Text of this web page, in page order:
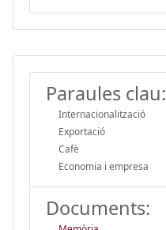
Paraules clau:
Internacionalització
Exportació
Cafè
Economia i empresa
Documents: